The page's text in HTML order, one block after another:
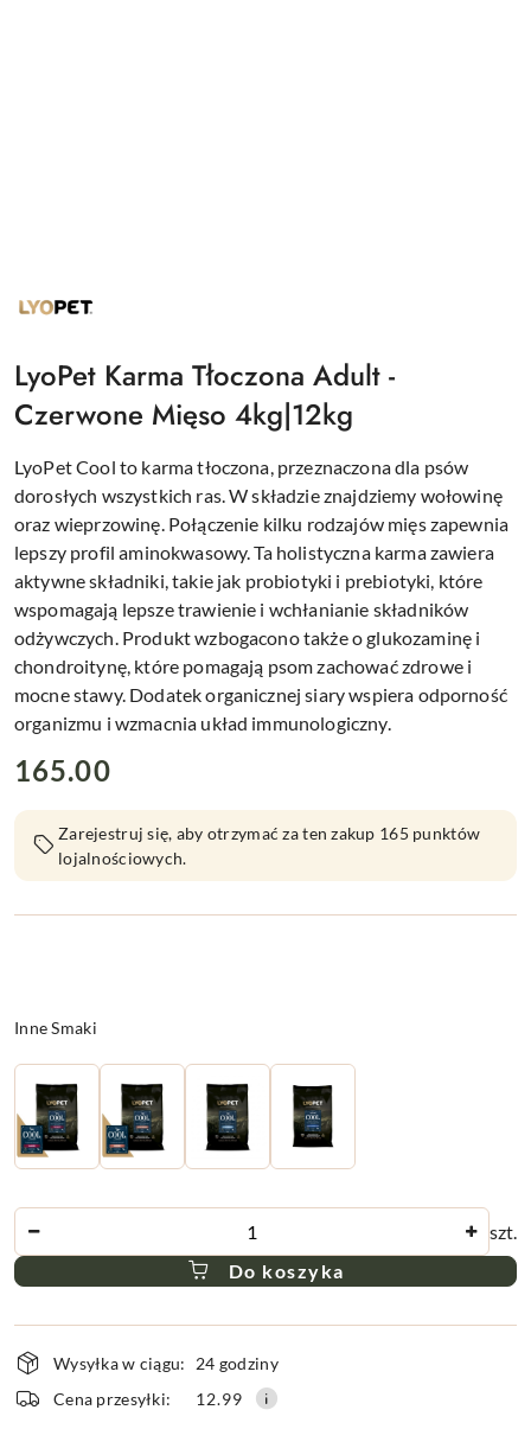
PRODUCENTA:
LyoPet Karma Tłoczona Adult -
Czerwone Mięso 4kg|12kg
LyoPet Cool to karma tłoczona, przeznaczona dla psów
dorosłych wszystkich ras. W składzie znajdziemy wołowinę
oraz wieprzowinę. Połączenie kilku rodzajów mięs zapewnia
lepszy profil aminokwasowy. Ta holistyczna karma zawiera
aktywne składniki, takie jak probiotyki i prebiotyki, które
wspomagają lepsze trawienie i wchłanianie składników
odżywczych. Produkt wzbogacono także o glukozaminę i
chondroitynę, które pomagają psom zachować zdrowe i
mocne stawy. Dodatek organicznej siary wspiera odporność
organizmu i wzmacnia układ immunologiczny.
cena:
165.00
Zarejestruj się, aby otrzymać za ten zakup 165 punktów
lojalnościowych.
Wariant
Inne Smaki
szt.
Do koszyka
Dostępność
i
dostawa
Wysyłka w ciągu:
24 godziny
Cena przesyłki:
12.99